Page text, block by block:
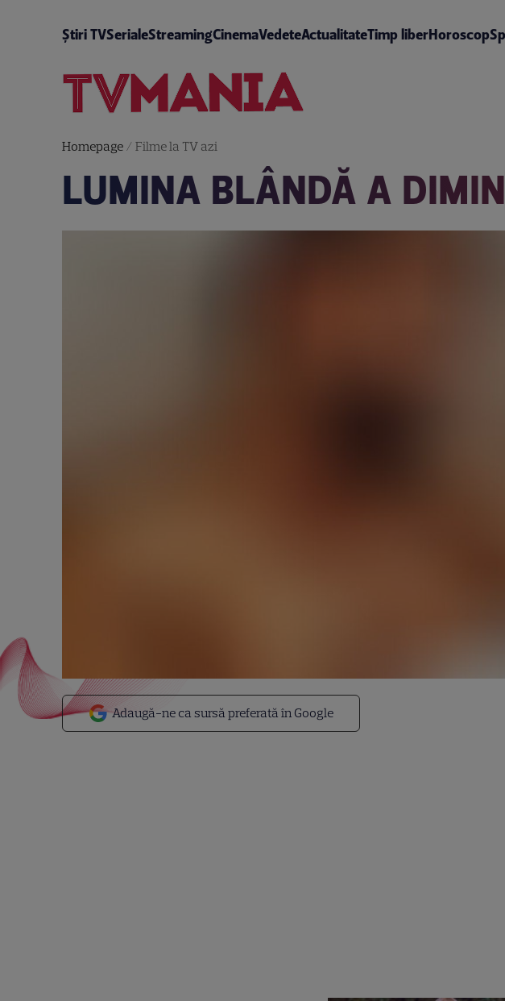
Știri TVSerialeStreamingCinemaVedeteActualitateTimp liberHoroscop
Homepage/ Filme la TV azi
LUMINA BLÂNDĂ A
Adaugă-ne ca sursă preferată în Google